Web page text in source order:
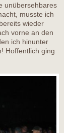
unübersehbares
musste ich
wieder
vorne an den
ich hinunter
Hoffentlich ging